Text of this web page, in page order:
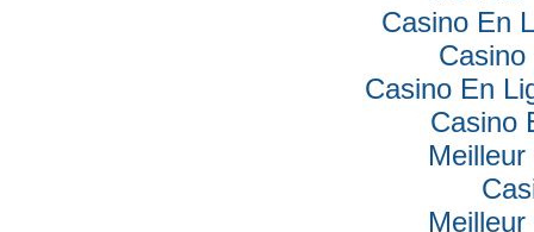
Casino En
Casino En
Casino